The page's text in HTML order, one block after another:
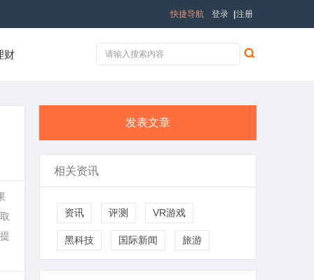
登录 注册
快捷导航
财
发表文章
相关资讯
资讯 评测 VR游戏
黑科技 国际新闻 旅游